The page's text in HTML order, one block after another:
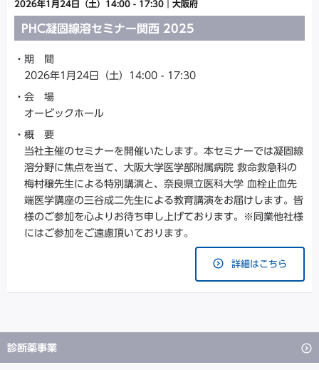
2026年1月24日（土）14:00 - 17:30 大阪府
PHC凝固線溶セミナー関西 2025
期 間
2026年1月24日（土）14:00 - 17:30
会 場
オービックホール
概 要
当社主催のセミナーを開催いたします。本セミナーでは凝固線
溶分野に焦点を当て、大阪大学医学部附属病院 救命救急科の
梅村穣先生による特別講演と、奈良県立医科大学 血栓止血先
端医学講座の三谷成二先生による教育講演をお届けします。皆
様のご参加を心よりお待ち申し上げております。※同業他社様
にはご参加をご遠慮頂いております。
詳細はこちら
診断薬事業